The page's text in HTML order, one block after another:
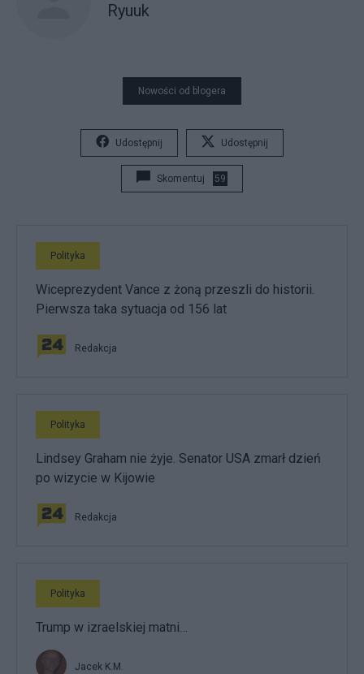
Ryuuk
Nowości od blogera
Udostępnij Udostępnij
Skomentuj 59
Polityka
Wiceprezydent Vance z żoną przeszli do historii.
Pierwsza taka sytuacja od 156 lat
Redakcja
Polityka
Lindsey Graham nie żyje. Senator USA zmarł dzień
po wizycie w Kijowie
Redakcja
Polityka
Trump w izraelskiej matni…
Jacek K.M.